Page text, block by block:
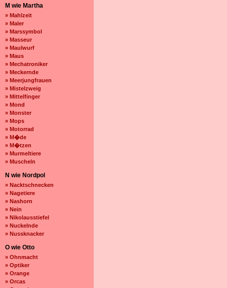
M wie Martha
» Mahlzeit
» Maler
» Marssymbol
» Masseur
» Maulwurf
» Maus
» Mechatroniker
» Meckernde
» Meerjungfrauen
» Mistelzweig
» Mittelfinger
» Mond
» Monster
» Mops
» Motorrad
» M�de
» M�tzen
» Murmeltiere
» Muscheln
N wie Nordpol
» Nacktschnecken
» Nagetiere
» Nashorn
» Nein
» Nikolausstiefel
» Nuckelnde
» Nussknacker
O wie Otto
» Ohnmacht
» Optiker
» Orange
» Orcas